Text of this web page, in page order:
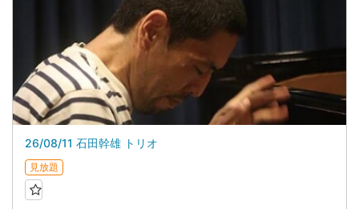
26/08/11 石田幹雄 トリオ
見放題